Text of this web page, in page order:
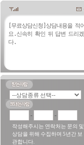
- -
작성해주시는 연락처는 문의 및
상담을 위해 수집하며 5년간 보
관합니다.